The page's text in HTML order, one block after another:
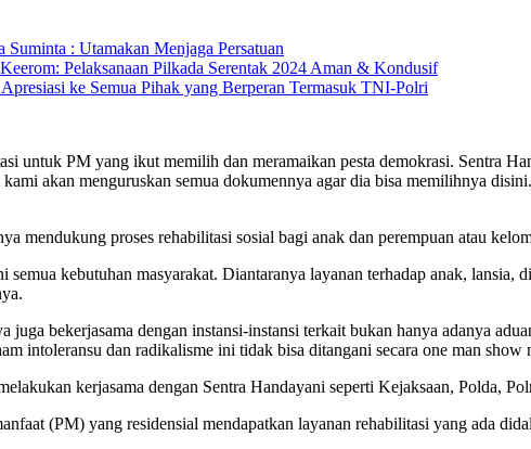
: Utamakan Menjaga Persatuan
Pelaksanaan Pilkada Serentak 2024 Aman & Kondusif
ke Semua Pihak yang Berperan Termasuk TNI-Polri
untuk PM yang ikut memilih dan meramaikan pesta demokrasi. Sentra
akan menguruskan semua dokumennya agar dia bisa memilihnya
mendukung proses rehabilitasi sosial bagi anak dan perempuan atau
semua kebutuhan masyarakat. Diantaranya layanan terhadap anak,
bekerjasama dengan instansi-instansi terkait bukan hanya adanya
intoleransu dan radikalisme ini tidak bisa ditangani secara one man
kerjasama dengan Sentra Handayani seperti Kejaksaan, Polda,
(PM) yang residensial mendapatkan layanan rehabilitasi yang ada